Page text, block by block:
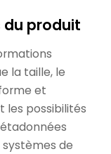
produit
la taille, le
et
les possibilités
de